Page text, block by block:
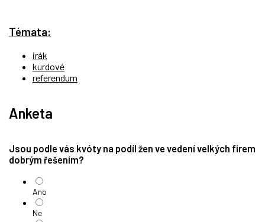
Témata:
irák
kurdové
referendum
Anketa
Jsou podle vás kvóty na podíl žen ve vedení velkých firem
dobrým řešením?
Ano
Ne